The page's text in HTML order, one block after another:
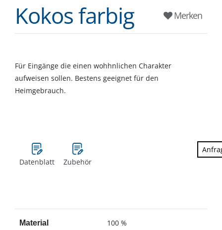
Kokos farbig Merken
Für Eingänge die einen wohhnlichen Charakter
aufweisen sollen. Bestens geeignet für den
Heimgebrauch.
Datenblatt Zubehör
Material
100 %